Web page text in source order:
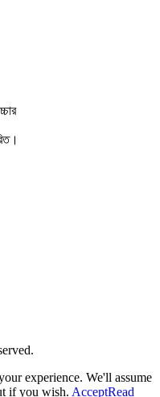
experience. We'll assume
if you wish. AcceptRead